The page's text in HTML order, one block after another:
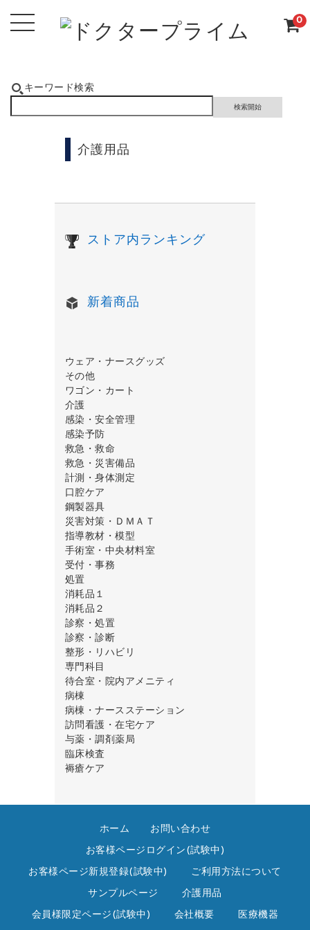
0
キーワード検索
介護用品
ストア内ランキング
新着商品
ウェア・ナースグッズ
ケアウェア
サンダル
シューズ
シューズ・サンダル
スクラブ
ナースウェア・診察衣
ナースグッズ
患者衣・検診衣・ディスポウェア
診察衣
その他
その他
ワゴン・カート
ランドリーカート・ダストカート
介護
トイレ・排泄ケア
トイレ・排泄用品
移動・歩行用品
衣類
介護衣類・室内帽
健康用品
口腔ケア用品
施設用備品
食事用品
日常生活支援・自助具
日常生活支援用品
入浴・清拭用品
入浴介助
歩行補助
褥瘡ケア用品
感染・安全管理
院内安全対策
感染対策
手袋・マスク・保護衣
清掃用品
感染予防
除染・防護用品
掃除機・清掃用具
救急・救命
救急カバン・救急箱
救急用消耗品
喉頭鏡
担架
救急・災害備品
ＤＭＡＴ関連用品
感染防止用資器材
救護用品
処置用資器材
蘇生資器材
搬送用資器材
避難環境備品
避難用品
非常用食料品
物品保管・携行資器材
防護・保温用品
防災対策用品
計測・身体測定
計測・身体検査その他
視力検査器具
口腔ケア
口腔ケアその他
鋼製器具
その他鋼製器具
ピンセット
プラスチック製処置器具
鋼製器具その他
持針器
剪刀
鉗子
災害対策・ＤＭＡＴ
ＤＭＡＴ関連
災害食・給水
災害対策備品
避難用品・救急セット
防災用品・安全対策
指導教材・模型
疑似体験セット
教育用シミュレーター
食品模型
人体模型
手術室・中央材料室
キャビネット・物品管理
サージカルウェア
サージカルマット
ヒートシーラー・滅菌資材
手術機器
手術室関連用品
手術室備品
手術用消耗品
術中・術後保護用品
洗浄用品
中材備品
滅菌・洗浄機器
滅菌コンテナー・カスト
滅菌資材
受付・事務
カルテラック・カルテ用品
受付用品
処置
衛生材料
看護処置器具
吸引器
採血関連
酸素吸入
処置材料
創傷・被覆保護
点滴処置
皮膚保護
消耗品１
アレルギー対策
エンゼルケア
ワイパー・ハンドタオル
医療用品・耳栓
小分け販売
創傷・被覆保護
超音波診断用品
排液・導尿バッグ
皮膚保護
消耗品２
鍼灸用品
診察・処置
バット・トレー・ステンレス小物
往診鞄・メディカルバッグ
吸引器
採血
診断器具・処置器具
診察・診断
外来・受付備品
計測・検診機器
事務用品
診察室備品
診断機器
臨床・病理検査機器
整形・リハビリ
マッサージ台・訓練台
作業療法・レクリエーション
専門科目
ストーマケア・泌尿器科・肛門科
フットケア・ネイルケア・皮膚科
リハビリ
眼科
呼吸器科・アレルギー科
産婦人科・小児科
歯科・口腔外科
放射線科・MRI室
待合室・院内アメニティ
ベビー・キッズルーム
病棟
ナースステーション備品
ワゴン・カート
移乗補助
移動
供給サポート・メンテナンス
病室周辺用品
病棟・ナースステーション
カルテブック・ナースステーション用品
移乗補助
訪問看護・在宅ケア
訪問看護・在宅ケア用品
訪問看護バッグ
与薬・調剤薬局
ケモ対策
調剤
臨床検査
検体輸送
褥瘡ケア
ホーム お問い合わせ
お客様ページログイン(試験中)
お客様ページ新規登録(試験中) ご利用方法について
サンプルページ 介護用品
会員様限定ページ(試験中) 会社概要 医療機器